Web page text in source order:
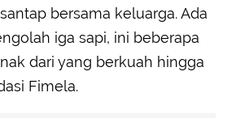
bersama keluarga. Ada
iga sapi, ini beberapa
dari yang berkuah hingga
Fimela.